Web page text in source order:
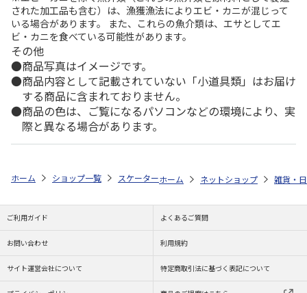
された加工品も含む）は、漁獲漁法によりエビ・カニが混じって
いる場合があります。 また、これらの魚介類は、エサとしてエ
ビ・カニを食べている可能性があります。
その他
商品写真はイメージです。
商品内容として記載されていない「小道具類」はお届け
する商品に含まれておりません。
商品の色は、ご覧になるパソコンなどの環境により、実
際と異なる場合があります。
ホーム ショップ一覧 スケーター 不織布保冷バッグ ピーターラビッ
ホーム ネットショップ 雑貨・
ご利用ガイド よくあるご質問
お問い合わせ 利用規約
サイト運営会社について 特定商取引法に基づく表記について